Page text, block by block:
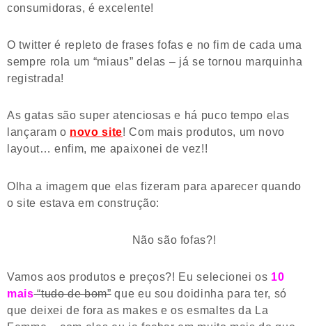
consumidoras, é excelente!
O twitter é repleto de frases fofas e no fim de cada uma
sempre rola um “miaus” delas – já se tornou marquinha
registrada!
As gatas são super atenciosas e há puco tempo elas
lançaram o novo site! Com mais produtos, um novo
layout… enfim, me apaixonei de vez!!
Olha a imagem que elas fizeram para aparecer quando
o site estava em construção:
Não são fofas?!
Vamos aos produtos e preços?! Eu selecionei os 10
mais“tudo de bom”que eu sou doidinha para ter, só
que deixei de fora as makes e os esmaltes da La